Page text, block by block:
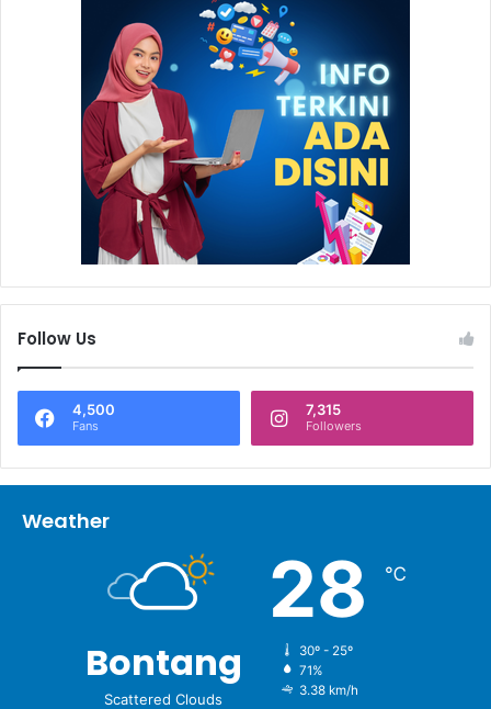
Follow Us
4,500
Fans
7,315
Followers
Weather
Bontang
Scattered Clouds
28 ℃
30º - 25º
71%
3.38 km/h